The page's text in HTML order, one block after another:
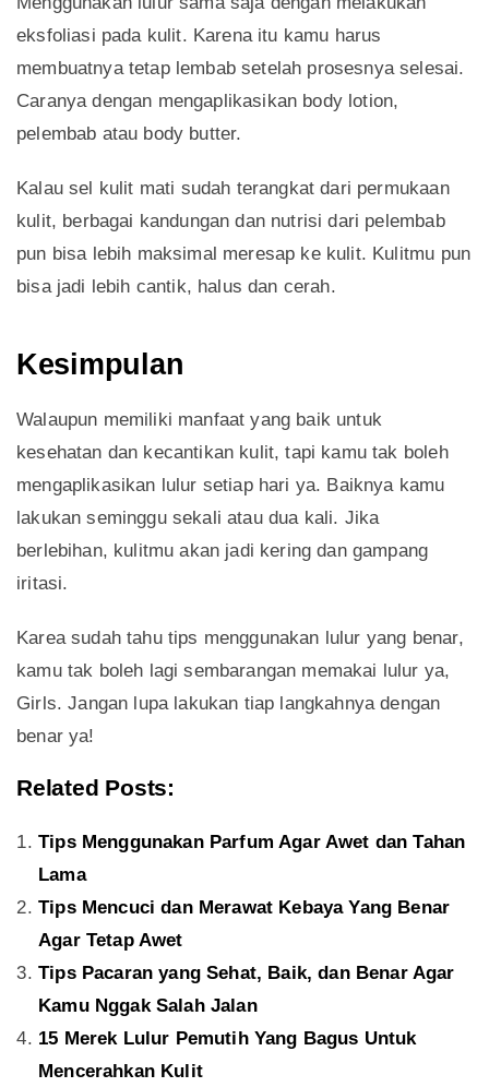
eksfoliasi pada kulit. Karena itu kamu harus
membuatnya tetap lembab setelah prosesnya selesai.
Caranya dengan mengaplikasikan body lotion,
pelembab atau body butter.
Kalau sel kulit mati sudah terangkat dari permukaan
kulit, berbagai kandungan dan nutrisi dari pelembab
pun bisa lebih maksimal meresap ke kulit. Kulitmu pun
bisa jadi lebih cantik, halus dan cerah.
Kesimpulan
Walaupun memiliki manfaat yang baik untuk
kesehatan dan kecantikan kulit, tapi kamu tak boleh
mengaplikasikan lulur setiap hari ya. Baiknya kamu
lakukan seminggu sekali atau dua kali. Jika
berlebihan, kulitmu akan jadi kering dan gampang
iritasi.
Karea sudah tahu tips menggunakan lulur yang benar,
kamu tak boleh lagi sembarangan memakai lulur ya,
Girls. Jangan lupa lakukan tiap langkahnya dengan
benar ya!
Related Posts:
Tips Menggunakan Parfum Agar Awet dan Tahan
Lama
Tips Mencuci dan Merawat Kebaya Yang Benar
Agar Tetap Awet
Tips Pacaran yang Sehat, Baik, dan Benar Agar
Kamu Nggak Salah Jalan
15 Merek Lulur Pemutih Yang Bagus Untuk
Mencerahkan Kulit